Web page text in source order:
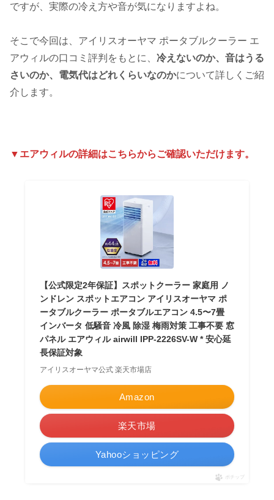
ですが、実際の冷え方や音が気になりますよね。
そこで今回は、アイリスオーヤマ ポータブルクーラー エ
アウィルの口コミ評判をもとに、 冷えないのか、音はうる
さいのか、電気代はどれくらいなのかについて詳しくご紹
介します。
▼エアウィルの詳細はこちらからご確認いただけます。
【公式限定2年保証】スポットクーラー 家庭用 ノ
ンドレン スポットエアコン アイリスオーヤマ ポ
ータブルクーラー ポータブルエアコン 4.5〜7畳
インバータ 低騒音 冷風 除湿 梅雨対策 工事不要 窓
パネル エアウィル airwill IPP-2226SV-W * 安心延
長保証対象
アイリスオーヤマ公式 楽天市場店
Amazon
楽天市場
Yahooショッピング
ポチップ